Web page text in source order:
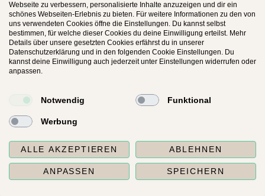
Webseite zu verbessern, personalisierte Inhalte anzuzeigen und dir ein
schönes Webseiten-Erlebnis zu bieten. Für weitere Informationen zu den von
uns verwendeten Cookies öffne die Einstellungen. Du kannst selbst
bestimmen, für welche dieser Cookies du deine Einwilligung erteilst. Mehr
Details über unsere gesetzten Cookies erfährst du in unserer
Datenschutzerklärung und in den folgenden Cookie Einstellungen. Du
kannst deine Einwilligung auch jederzeit unter Einstellungen widerrufen oder
anpassen.
Notwendig Funktional
Werbung
ALLE AKZEPTIEREN ABLEHNEN
ANPASSEN SPEICHERN
nicht
nur im
Außen
(To-
dos,
ernergieaubende
Situationen),
sondern